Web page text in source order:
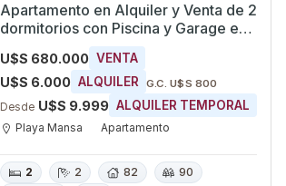
Apartamento en Alquiler y Venta de 2
dormitorios con Piscina y Garage en
Playa Mansa, Maldonado
U$S 680.000 VENTA
U$S 6.000 ALQUILER G.C. U$S 800
Desde U$S 9.999 ALQUILER TEMPORAL
Playa Mansa Apartamento
2 2 82
90